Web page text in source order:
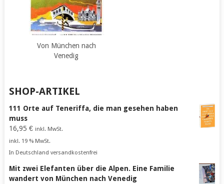
Von München nach
Venedig
SHOP-ARTIKEL
111 Orte auf Teneriffa, die man gesehen haben
muss
16,95 € inkl. MwSt.
inkl. 19 % MwSt.
In Deutschland versandkostenfrei
Mit zwei Elefanten über die Alpen. Eine Familie
wandert von München nach Venedig